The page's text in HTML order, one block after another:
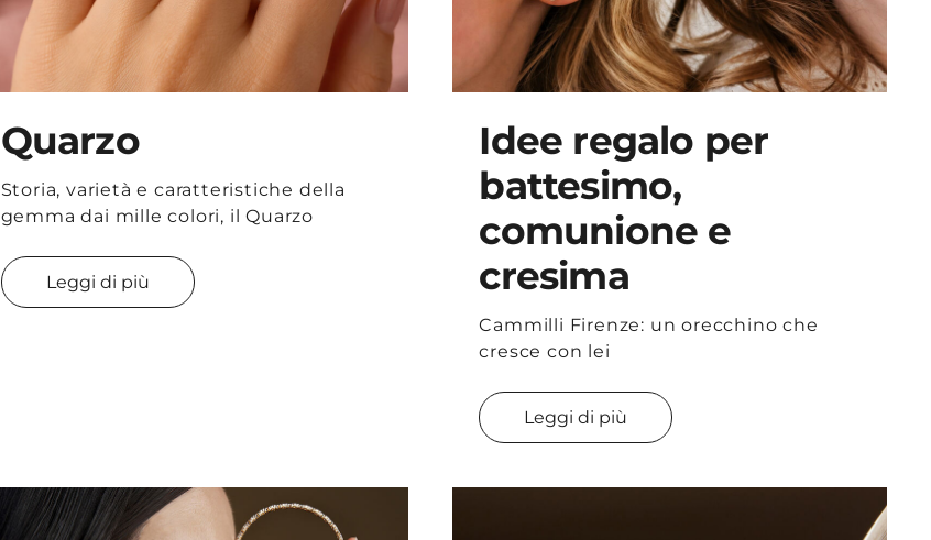
Quarzo
Storia, varietà e caratteristiche della
gemma dai mille colori, il Quarzo
Leggi di più
Idee regalo per
battesimo,
comunione e
cresima
Cammilli Firenze: un orecchino che
cresce con lei
Leggi di più